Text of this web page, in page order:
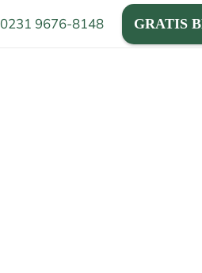
0231 9676-8148 GRATIS